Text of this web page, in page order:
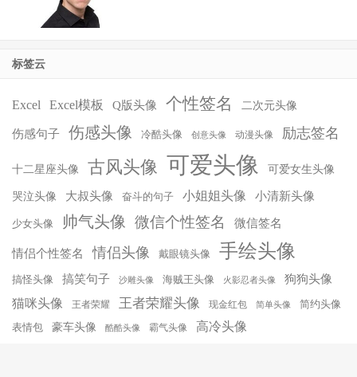
标签云
Excel Excel模板 Q版头像 个性签名 二次元头像
伤感句子 伤感头像 冷酷头像 创意头像 动漫头像 励志签名
十二星座头像 古风头像 可爱头像 可爱女生头像
哭泣头像 大叔头像 奋斗的句子 小姐姐头像 小清新头像
少女头像 帅气头像 微信个性签名 微信签名
情侣个性签名 情侣头像 戴眼镜头像 手绘头像
搞怪头像 搞笑句子 沙雕头像 海贼王头像 火影忍者头像 狗狗头像
猫咪头像 王者荣耀 王者荣耀头像 现金红包 简单头像 简约头像
表情包 豪车头像 酷酷头像 霸气头像 高冷头像